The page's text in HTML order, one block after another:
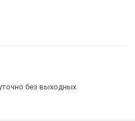
без выходных